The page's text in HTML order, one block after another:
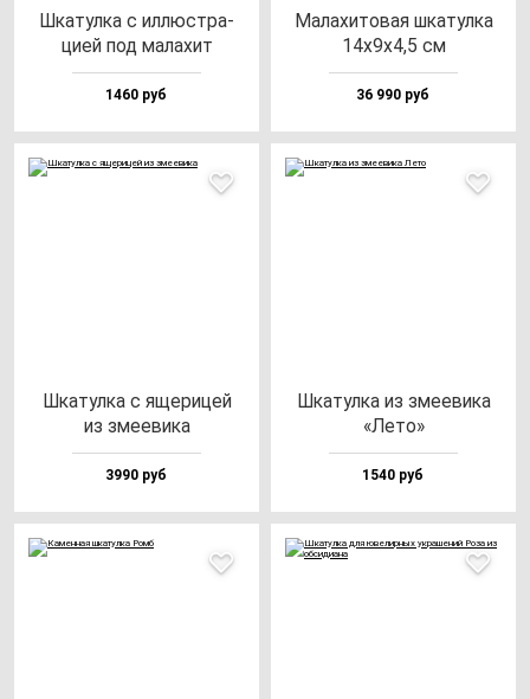
Шка­тул­ка с ил­люс­тра­
цией под ма­ла­хит
1460 руб
Мала­хи­то­вая шка­тул­ка
14х9х4,5 см
36 990 руб
Шка­тул­ка с яще­ри­цей
из зме­еви­ка
3990 руб
Шка­тул­ка из зме­еви­ка
«Лето»
1540 руб